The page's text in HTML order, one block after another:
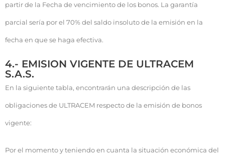
partir de la Fecha de vencimiento de los bonos. La garantía
parcial sería por el 70% del saldo insoluto de la emisión en la
fecha en que se haga efectiva.
4.- EMISION VIGENTE DE ULTRACEM
S.A.S.
En la siguiente tabla, encontrarán una descripción de las
obligaciones de ULTRACEM respecto de la emisión de bonos
vigente:
Por el momento y teniendo en cuanta la situación económica del